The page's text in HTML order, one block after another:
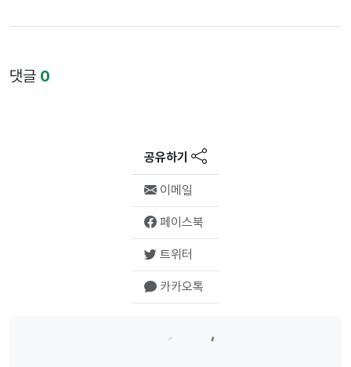
댓글 0
공유하기
이메일
페이스북
트위터
카카오톡